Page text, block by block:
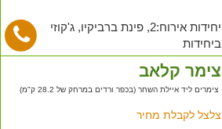
יחידות אירוח:2, פינת ברביקיו, ג'קוזי
ביחידות
צימר קלאב
צימרים ליד איילת השחר (בכפר ורדים במרחק של 28.2 ק"מ)
צלצל לקבלת מחיר